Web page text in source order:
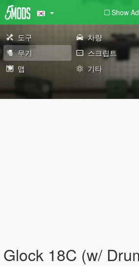
Show
도구 차량
무기
스크립트
맵
기타
Glock 18C (w/